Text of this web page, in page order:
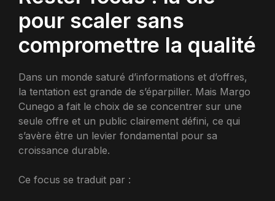
pour scaler sans
compromettre la qualité
Dans un monde saturé d’informations et d’offres,
la tentation est grande de s’éparpiller. Mais Margo
Cunego a fait le choix de se concentrer sur une
seule offre et un public clairement défini, ce qui
s’avère être un levier fondamental pour sa
croissance durable.
Ce focus se traduit par :